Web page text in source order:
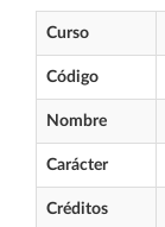
Curso
Código
Nombre
Carácter
Créditos